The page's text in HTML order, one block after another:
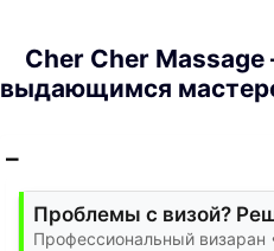
Cher Cher
выдающимся
Проблемы с визой?
Профессиональный визаран